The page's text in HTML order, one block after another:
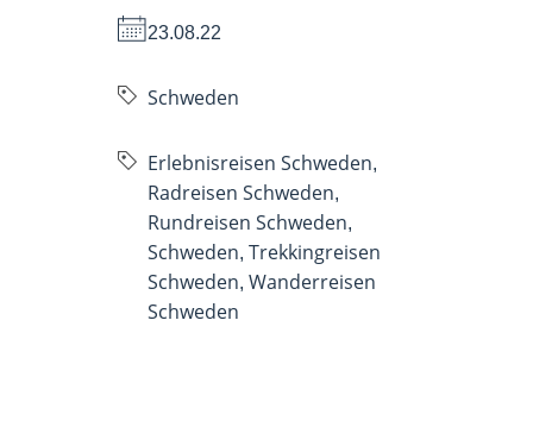
23.08.22
Schweden
Erlebnisreisen Schweden,
Radreisen Schweden,
Rundreisen Schweden,
Schweden, Trekkingreisen
Schweden, Wanderreisen
Schweden